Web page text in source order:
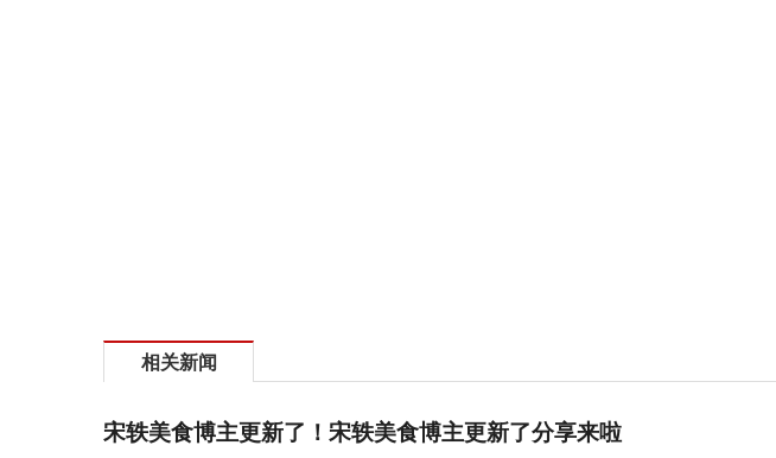
相关新闻
宋轶美食博主更新了！宋轶美食博主更新了分享来啦